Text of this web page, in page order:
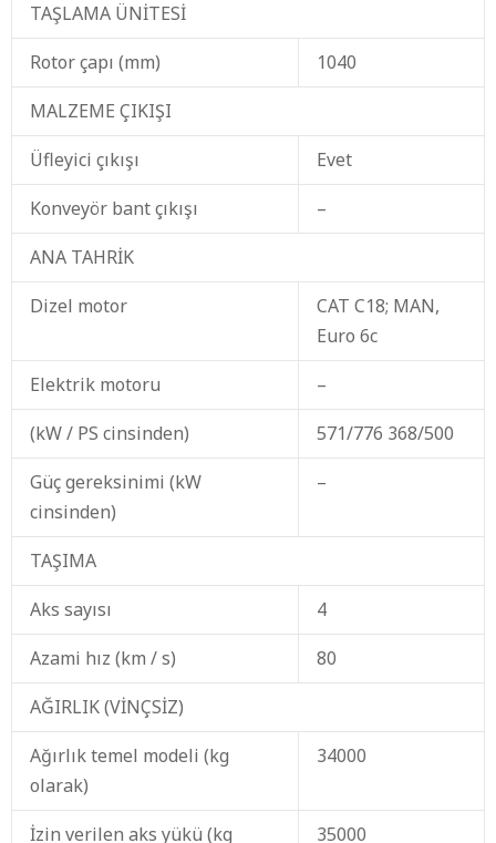
TAŞLAMA ÜNİTESİ
Rotor çapı (mm)
1040
MALZEME ÇIKIŞI
Üfleyici çıkışı
Evet
Konveyör bant çıkışı
–
ANA TAHRİK
Dizel motor
CAT C18; MAN,
Euro 6c
Elektrik motoru
–
(kW / PS cinsinden)
571/776 368/500
Güç gereksinimi (kW
cinsinden)
–
TAŞIMA
Aks sayısı
4
Azami hız (km / s)
80
AĞIRLIK (VİNÇSİZ)
Ağırlık temel modeli (kg
olarak)
34000
İzin verilen aks yükü (kg 35000